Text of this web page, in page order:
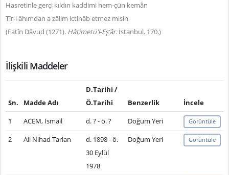
Hasretinle gerçi kıldın kaddimi hem-çün kemân
Tîr-i âhımdan a zâlim ictinâb etmez misin
(Fatîn Dâvud (1271). Hâtimetü'l‑Eş‘âr. İstanbul. 170.)
İlişkili Maddeler
Sn. Madde Adı
D.Tarihi /
Ö.Tarihi
Benzerlik
İncele
1
ACEM, İsmail d. ? - ö. ? Doğum Yeri Görüntüle
2 Ali Nihad Tarlan
d. 1898 - ö.
30 Eylül
1978
Doğum Yeri Görüntüle